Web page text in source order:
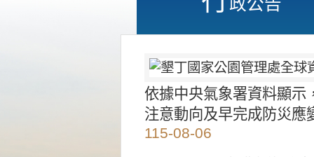
依據中央氣象署資料顯示
注意動向及早完成防災應
115-08-06